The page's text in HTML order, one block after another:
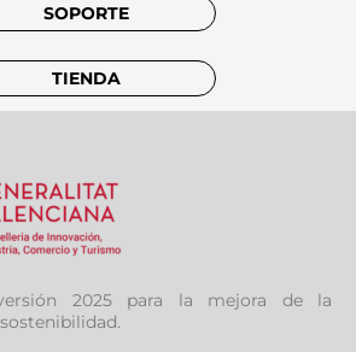
SOPORTE
TIENDA
2025 para la mejora de la